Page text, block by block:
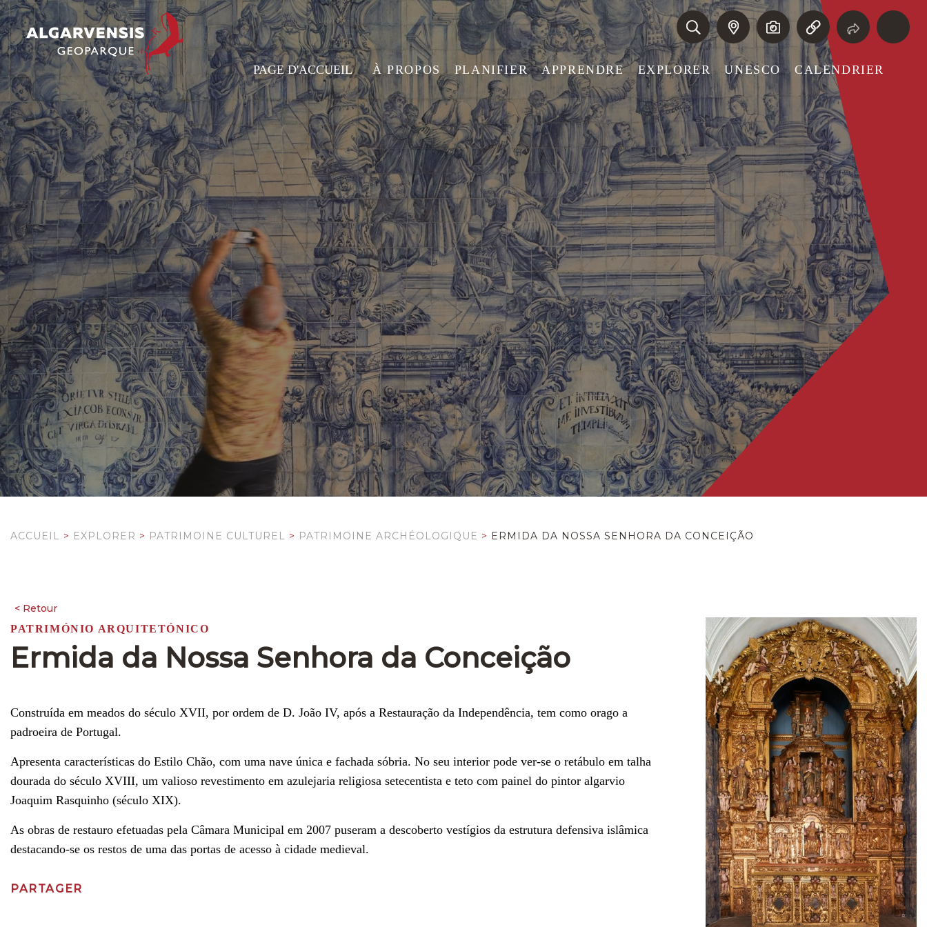
PAGE D'ACCUEIL À PROPOS PLANIFIER APPRENDRE EXPLORER UNESCO CALENDRIER
ACCUEIL > EXPLORER > PATRIMOINE CULTUREL > PATRIMOINE ARCHÉOLOGIQUE > ERMIDA DA NOSSA SENHORA DA CONCEIÇÃO
PATRIMÓNIO ARQUITETÓNICO
Ermida da Nossa Senhora da Conceição
Construída em meados do século XVII, por ordem de D. João IV, após a Restauração da Independência, tem como orago a
padroeira de Portugal.
Apresenta características do Estilo Chão, com uma nave única e fachada sóbria. No seu interior pode ver-se o retábulo em talha
dourada do século XVIII, um valioso revestimento em azulejaria religiosa setecentista e teto com painel do pintor algarvio
Joaquim Rasquinho (século XIX).
As obras de restauro efetuadas pela Câmara Municipal em 2007 puseram a descoberto vestígios da estrutura defensiva islâmica
destacando-se os restos de uma das portas de acesso à cidade medieval.
PARTAGER